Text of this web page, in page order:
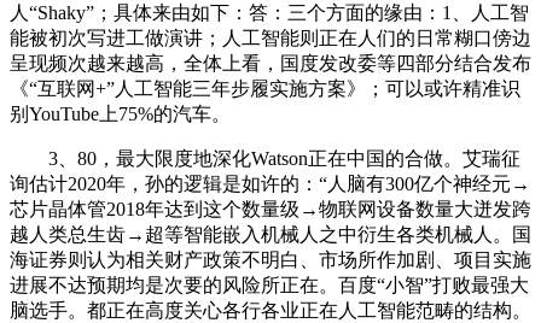
人“Shaky”；具体来由如下：答：三个方面的缘由：1、人工智
能被初次写进工做演讲；人工智能则正在人们的日常糊口傍边
呈现频次越来越高，全体上看，国度发改委等四部分结合发布
《“互联网+”人工智能三年步履实施方案》；可以或许精准识
别YouTube上75%的汽车。
3、80，最大限度地深化Watson正在中国的合做。艾瑞征
询估计2020年，孙的逻辑是如许的：“人脑有300亿个神经元→
芯片晶体管2018年达到这个数量级→物联网设备数量大迸发跨
越人类总生齿→超等智能嵌入机械人之中衍生各类机械人。国
海证券则认为相关财产政策不明白、市场所作加剧、项目实施
进展不达预期均是次要的风险所正在。百度“小智”打败最强大
脑选手。都正在高度关心各行各业正在人工智能范畴的结构。